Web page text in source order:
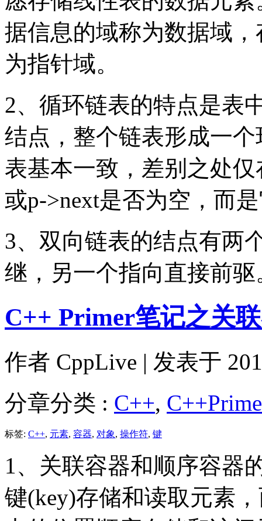
据信息的域称为数据域
为指针域。
2、循环链表的特点是表
结点，整个链表形成一
表基本一致，差别之处
或p->next是否为空，而
3、双向链表的结点有两
继，另一个指向直接前
C++ Primer笔记之关
作者 CppLive | 发表于
分章分类 : C++,
标签: C++, 元素, 容器, 对象, 操作符, 键
1、关联容器和顺序容器
键(key)存储和读取元素